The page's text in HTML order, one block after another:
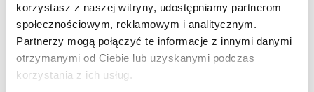
korzystasz z naszej witryny, udostępniamy partnerom
społecznościowym, reklamowym i analitycznym.
Partnerzy mogą połączyć te informacje z innymi danymi
otrzymanymi od Ciebie lub uzyskanymi podczas
korzystania z ich usług.
Tarasy nad Zalewem zostały stworzone jako cicha
przystań w centralnej części Rzeszowa. To właśnie tutaj
urokliwa atmosfera ekskluzywnego osiedla spotyka się z
energią i dynamiką tętniącego życiem miasta.